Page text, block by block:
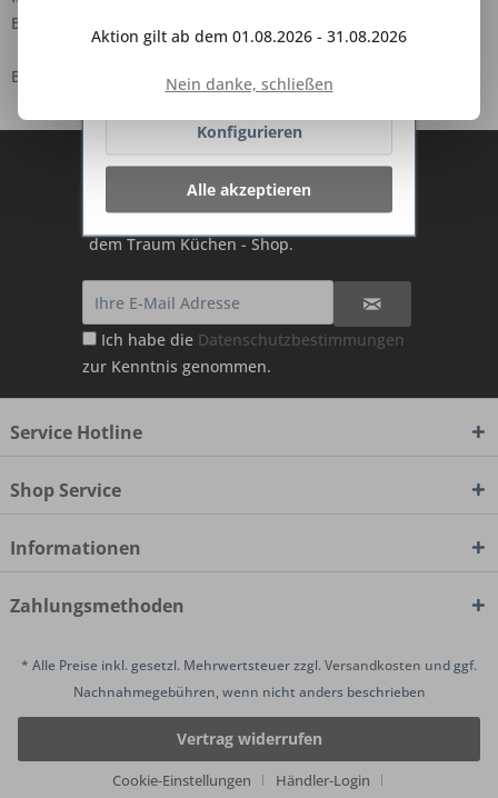
BIC: BYLADEM1ESB
Bei Fragen finden Sie unsere Kontaktdaten im Impressum.
Abonnieren Sie den kostenlosen Deine
TraumKüche Newsletter und verpassen
Sie keine Neuigkeit oder Aktion mehr aus
dem Traum Küchen - Shop.
Ich habe die Datenschutzbestimmungen
zur Kenntnis genommen.
Service Hotline
Shop Service
Informationen
Zahlungsmethoden
* Alle Preise inkl. gesetzl. Mehrwertsteuer zzgl.Versandkosten und ggf.
Nachnahmegebühren, wenn nicht anders beschrieben
Vertrag widerrufen
Cookie-Einstellungen
Händler-Login
Aktion gilt ab dem 01.08.2026 - 31.08.2026
Nein danke, schließen
Ablehnen
Konfigurieren
Alle akzeptieren